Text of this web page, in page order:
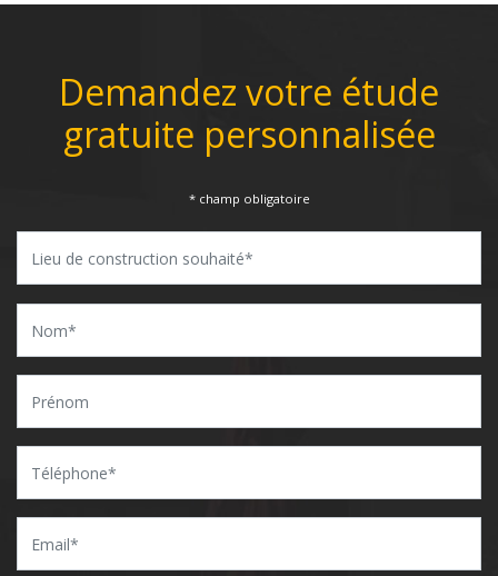
Demandez votre étude
gratuite personnalisée
* champ obligatoire